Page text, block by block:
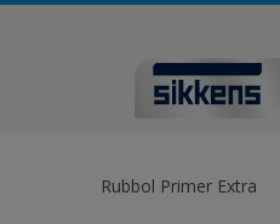
Rubbol Primer Extra